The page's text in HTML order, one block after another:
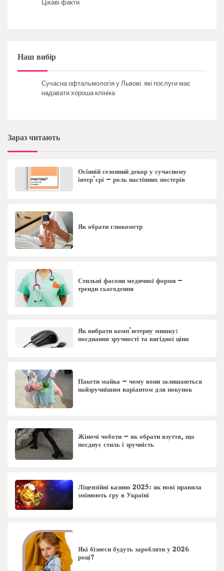
Цікаві факти
Наш вибір
Сучасна офтальмологія у Львові: які послуги має
надавати хороша клініка
Зараз читають
Осінній сезонний декор у сучасному
інтер’єрі – роль настінних постерів
Як обрати глюкометр
Стильні фасони медичної форми –
тренди сьогодення
Як вибрати комп’ютерну мишку:
поєднання зручності та вигідної ціни
Пакети майка – чому вони залишаються
найзручнішим варіантом для покупок
Жіночі чоботи – як обрати взуття, що
поєднує стиль і зручність
Ліцензійні казино 2025: як нові правила
змінюють гру в Україні
Які бізнеси будуть заробляти у 2026
році?